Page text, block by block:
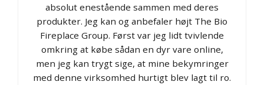
absolut enestående sammen med deres
produkter. Jeg kan og anbefaler højt The Bio
Fireplace Group. Først var jeg lidt tvivlende
omkring at købe sådan en dyr vare online,
men jeg kan trygt sige, at mine bekymringer
med denne virksomhed hurtigt blev lagt til ro.